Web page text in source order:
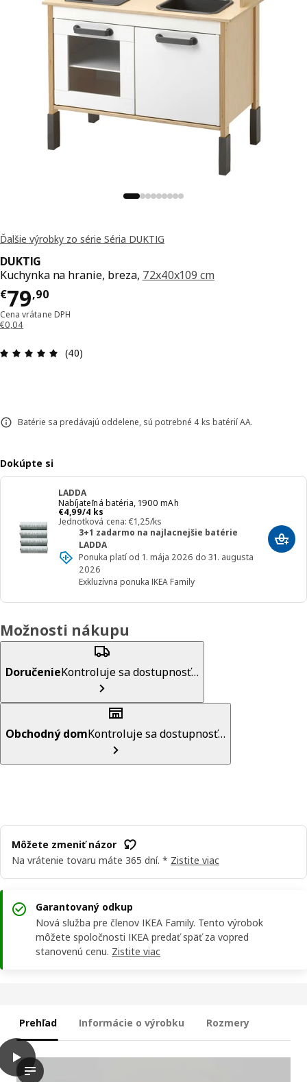
Ďalšie výrobky zo série Séria DUKTIG
DUKTIG
Kuchynka na hranie, breza, 72x40x109 cm
€79,90
Cena € 79,90
Cena vrátane DPH
€0,04
Hodnotenie: 4.9 z 5 hviezdičiek. Celkový počet
(40)
Batérie sa predávajú oddelene, sú potrebné 4 ks batérií AA.
Dokúpte si
LADDA
Nabíjateľná batéria, 1900 mAh
€4,99/4 ks
Cena € 4,99/4 ks
Jednotková cena: €1,25/ks
3+1 zadarmo na najlacnejšie batérie
LADDA
Ponuka platí od 1. mája 2026 do 31. augusta
2026
Exkluzívna ponuka IKEA Family
Možnosti nákupu
DoručenieKontroluje sa dostupnosť…
Obchodný domKontroluje sa dostupnosť…
Môžete zmeniť názor
Na vrátenie tovaru máte 365 dní. * Zistite viac
Garantovaný odkup
Nová služba pre členov IKEA Family. Tento výrobok
môžete spoločnosti IKEA predať späť za vopred
stanovenú cenu. Zistite viac
Prehľad Informácie o výrobku Rozmery
play
Video predstavuje kuchynskú súpravu určenú pre deti s
DUKTIG Kuchynka na hranie, breza, 72x40x109 cm